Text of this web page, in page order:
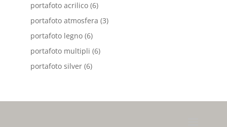
portafoto acrilico(6)
portafoto atmosfera (3)
portafoto legno(6)
portafoto multipli (6)
portafoto silver(6)